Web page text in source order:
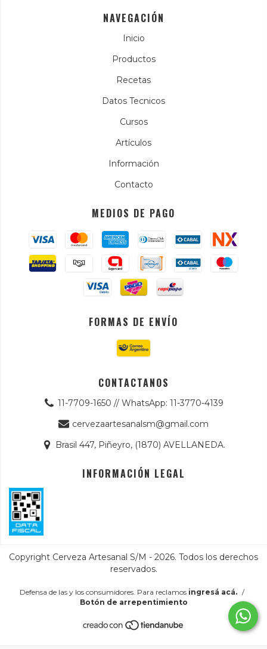
NAVEGACIÓN
Inicio
Productos
Recetas
Datos Tecnicos
Cursos
Artículos
Información
Contacto
MEDIOS DE PAGO
FORMAS DE ENVÍO
CONTACTANOS
11-7709-1650 // WhatsApp: 11-3770-4139
cervezaartesanalsm@gmail.com
Brasil 447, Piñeyro, (1870) AVELLANEDA.
INFORMACIÓN LEGAL
Copyright Cerveza Artesanal S/M - 2026. Todos los derechos
reservados.
Defensa de las y los consumidores. Para reclamos ingresá acá. /
Botón de arrepentimiento